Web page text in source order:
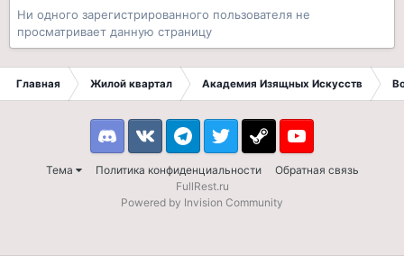
Ни одного зарегистрированного пользователя не
просматривает данную страницу
Главная Жилой квартал Академия Изящных Искусств
Тема Политика конфиденциальности Обратная связь
DiscordVK TelegramTwitter Steam Youtube
FullRest.ru
Powered by Invision Community